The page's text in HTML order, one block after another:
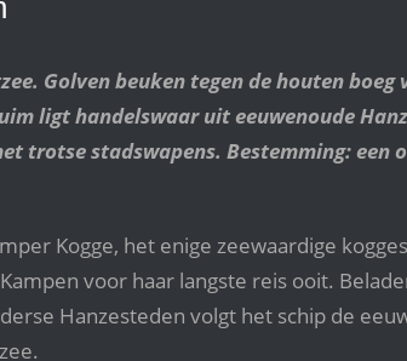
Golven beuken tegen de houten boeg
ligt handelswaar uit eeuwenoude
trotse stadswapens. Bestemming: een
Kogge, het enige zeewaardige
voor haar langste reis ooit.
Hanzesteden volgt het schip de